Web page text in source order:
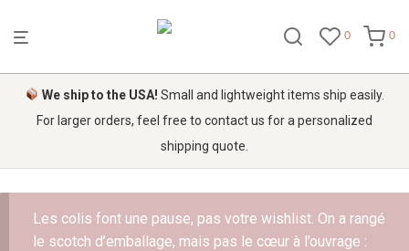
0 0
We ship to the USA! Small and lightweight items ship easily.
For larger orders, feel free to contact us for a personalized
shipping quote.
Les colis font une pause, pas votre wishlist. On a rangé
le scotch d’emballage, mais pas le cœur à l’ouvrage :